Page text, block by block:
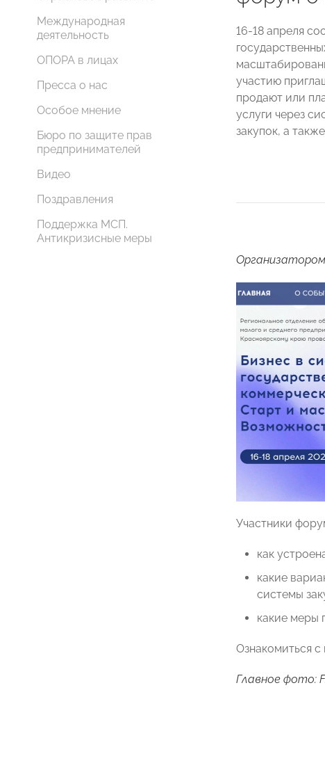
Международная
деятельность
ОПОРА в лицах
Пресса о нас
Особое мнение
Бюро по защите прав
предпринимателей
Видео
Поздравления
Поддержка МСП.
Антикризисные меры
16-18 апреля
участию
продают или
услуги через
закупок, а
Участники
как
какие
системы
какие меры
Ознакомиться
Главное фото: